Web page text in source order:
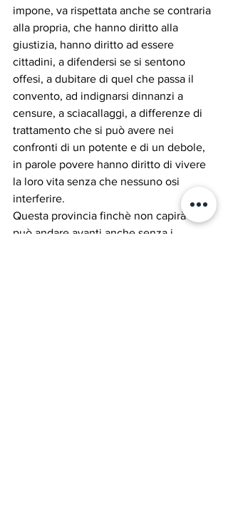
impone, va rispettata anche se contraria
alla propria, che hanno diritto alla
giustizia, hanno diritto ad essere
cittadini, a difendersi se si sentono
offesi, a dubitare di quel che passa il
convento, ad indignarsi dinnanzi a
censure, a sciacallaggi, a differenze di
trattamento che si può avere nei
confronti di un potente e di un debole,
in parole povere hanno diritto di vivere
la loro vita senza che nessuno osi
interferire.
Questa provincia finchè non capirà che
può andare avanti anche senza i